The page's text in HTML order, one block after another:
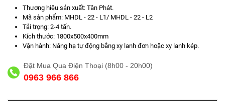
Thương hiệu sản xuất: Tân Phát.
Mã sản phẩm: MHDL - 22 - L1/ MHDL - 22 - L2
Tải trọng: 2-4 tấn.
Kích thước: 1800x500x400mm
Vận hành: Nâng hạ tự động bằng xy lanh đơn hoặc xy lanh kép.
Đặt Mua Qua Điện Thoại (8h00 - 20h00)
0963 966 866